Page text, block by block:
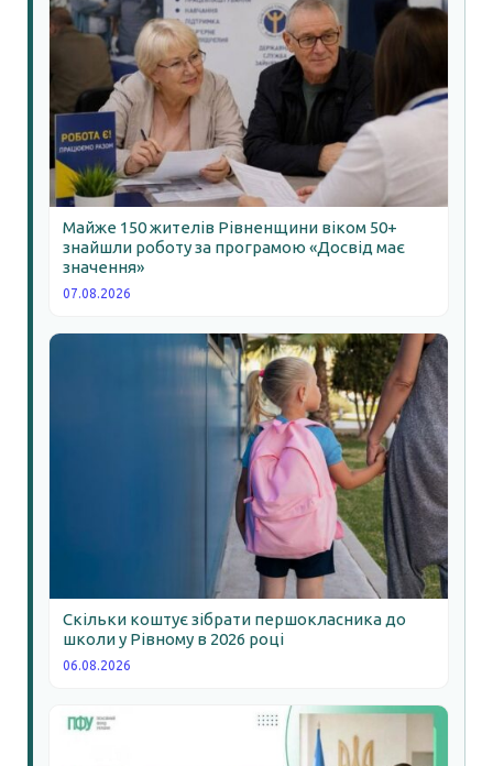
Майже 150 жителів Рівненщини віком 50+
знайшли роботу за програмою «Досвід має
значення»
07.08.2026
Скільки коштує зібрати першокласника до
школи у Рівному в 2026 році
06.08.2026